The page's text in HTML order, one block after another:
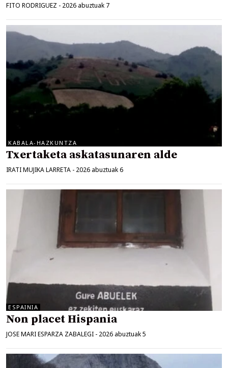
FITO RODRIGUEZ - 2026 abuztuak 7
KABALA-HAZKUNTZA
Txertaketa askatasunaren alde
IRATI MUJIKA LARRETA - 2026 abuztuak 6
ESPAINIA
Non placet Hispania
JOSE MARI ESPARZA ZABALEGI - 2026 abuztuak 5